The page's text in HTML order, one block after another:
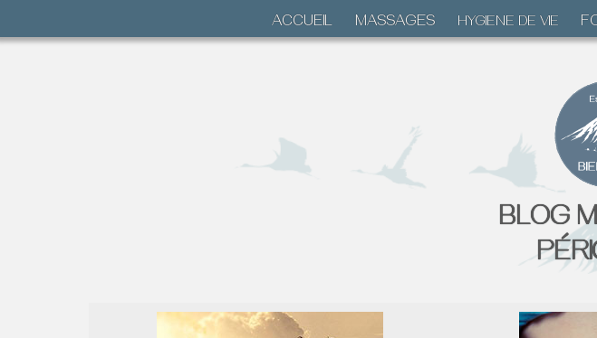
ACCUEIL MASSAGES HYGIENE DE VIE
BLOG